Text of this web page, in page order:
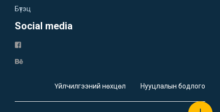
Бүтэц
Social media
Үйлчилгээний нөхцөл Нууцлалын бодлого